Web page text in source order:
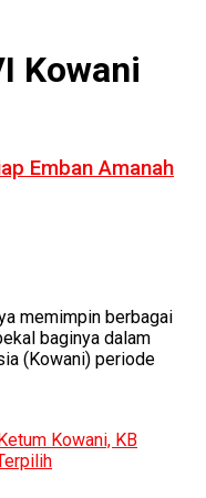
Kowani
Emban Amanah
memimpin berbagai
baginya dalam
(Kowani) periode